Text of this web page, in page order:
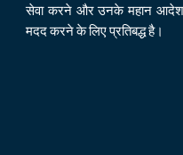
सेवा करने और उनके महान आदेश
मदद करने के लिए प्रतिबद्ध है।